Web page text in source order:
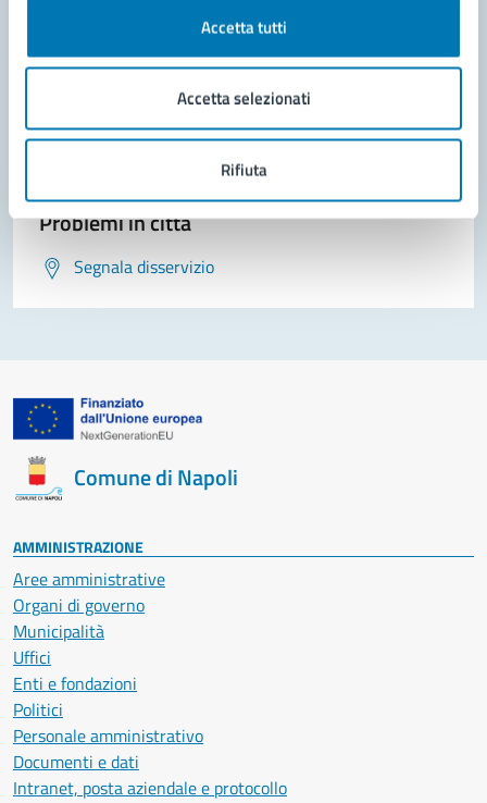
Accetta tutti
Accetta selezionati
Rifiuta
Contatta il comune
Leggi le domande frequenti
Richiedi assistenza
Prenota appuntamento
Problemi in città
Segnala disservizio
Comune di Napoli
AMMINISTRAZIONE
Aree amministrative
Organi di governo
Municipalità
Uffici
Enti e fondazioni
Politici
Personale amministrativo
Documenti e dati
Intranet, posta aziendale e protocollo